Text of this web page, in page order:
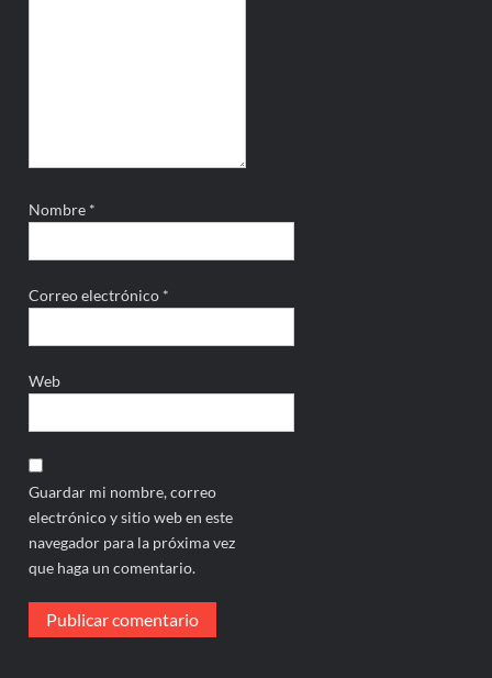
Nombre *
Correo electrónico *
Web
Guardar mi nombre, correo
electrónico y sitio web en este
navegador para la próxima vez
que haga un comentario.